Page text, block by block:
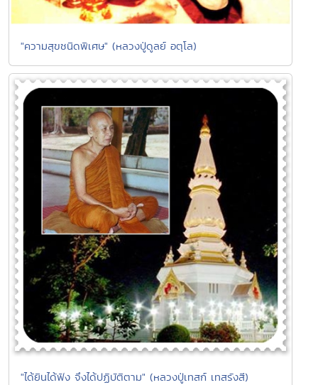
"ความสุขชนิดพิเศษ" (หลวงปู่ดูลย์ อตุโล)
"ได้ยินได้ฟัง จึงได้ปฏิบัติตาม" (หลวงปู่เทสก์ เทสรังสี)